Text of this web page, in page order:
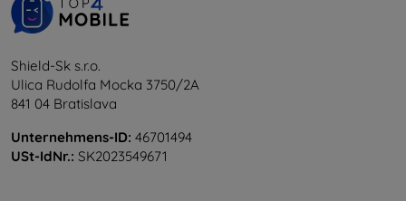
Shield-Sk s.r.o.
Ulica Rudolfa Mocka 3750/2A
841 04 Bratislava
Unternehmens-ID: 46701494
USt-IdNr.: SK2023549671